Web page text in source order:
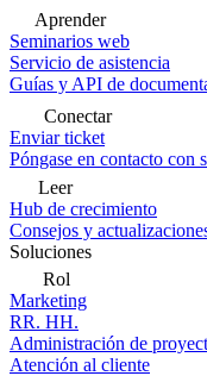
Aprender
Seminarios web
Servicio de asistencia
Guías y API de
Conectar
Enviar ticket
Póngase en contacto con
Leer
Hub de crecimiento
Consejos y
Soluciones
Rol
Marketing
RR. HH.
Administración de
Atención al cliente